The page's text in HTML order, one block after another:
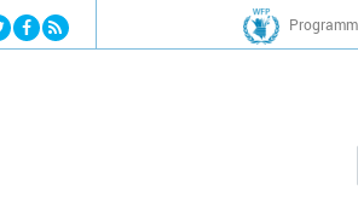
Jump to navigation